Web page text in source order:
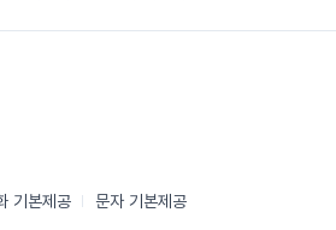
기본제공 문자 기본제공